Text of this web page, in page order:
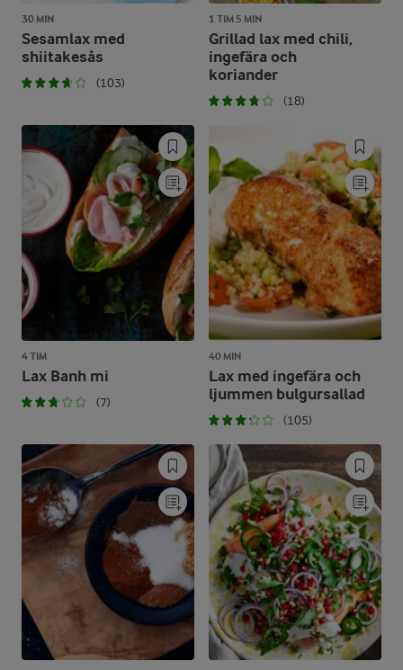
30 MIN
Sesamlax med
shiitakesås
(103)
1 TIM 5 MIN
Grillad lax med chili,
ingefära och
koriander
(18)
4 TIM
Lax Banh mi
(7)
40 MIN
Lax med ingefära och
ljummen bulgursallad
(105)